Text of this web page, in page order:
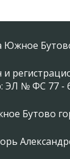
Южное
ЭЛ № ФС 77 -
Бутово